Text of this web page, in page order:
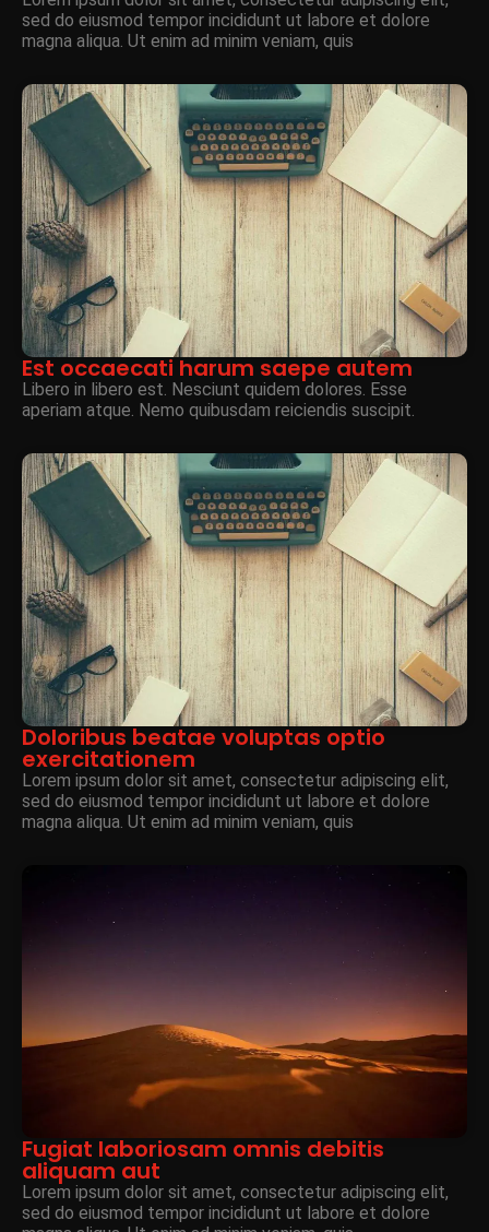
sed do eiusmod tempor incididunt ut labore et dolore
magna aliqua. Ut enim ad minim veniam, quis
Est occaecati harum saepe autem
Libero in libero est. Nesciunt quidem dolores. Esse
aperiam atque. Nemo quibusdam reiciendis suscipit.
Doloribus beatae voluptas optio
exercitationem
Lorem ipsum dolor sit amet, consectetur adipiscing elit,
sed do eiusmod tempor incididunt ut labore et dolore
magna aliqua. Ut enim ad minim veniam, quis
Fugiat laboriosam omnis debitis
aliquam aut
Lorem ipsum dolor sit amet, consectetur adipiscing elit,
sed do eiusmod tempor incididunt ut labore et dolore